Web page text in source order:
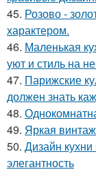
45. Розово -
характером.
46. Маленькая
уют и стиль на
47. Парижские
должен знать
48.
49. Яркая
50. Дизайн кухни
элегантность